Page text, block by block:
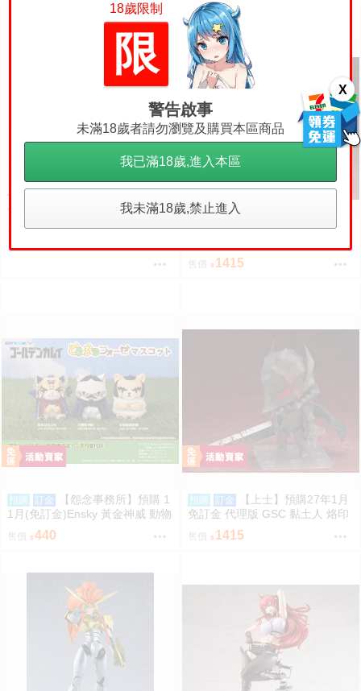
X
代理版 FREEing 熊熊勇闖異世界
優奈 白熊裝ver. 1/4 PVC
售價 4000 預購 《豬帽子✬免訂金》預購27
勇士 凱茲 狂戰士鎧甲Ver. BLOO
D EDITION 0906
1415
預購 訂金
【怨念事務所】預購 1
1月(免訂金)Ensky 黃金神威 動物
模樣坐姿娃吊飾 布偶 第2彈 3款
分售 三次再販 0816
售價 440
預購 訂金
【上士】預購27年1月
免訂金 代理版 GSC 黏土人 烙印
勇士 凱茲 狂戰士鎧甲Ver. BLOO
D EDITION
售價 1415
18歲限制
限
警告啟事
未滿18歲者請勿瀏覽及購買本區商品
我已滿18歲,進入本區
我未滿18歲,禁止進入